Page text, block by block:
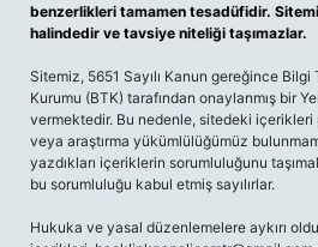
benzerlikleri tamamen tesadüfidir.
halindedir ve tavsiye niteliği taşımazlar.
Sitemiz, 5651 Sayılı Kanun gereğince
Kurumu (BTK) tarafından onaylanmış bir
vermektedir. Bu nedenle, sitedeki
veya araştırma yükümlülüğümüz
yazdıkları içeriklerin sorumluluğunu
bu sorumluluğu kabul etmiş sayılırlar.
Hukuka ve yasal düzenlemelere aykırı